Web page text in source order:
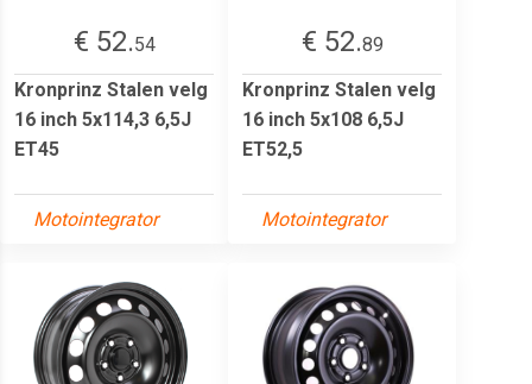
€ 52.54
Kronprinz Stalen velg
16 inch 5x114,3 6,5J
ET45
Motointegrator
€ 52.89
Kronprinz Stalen velg
16 inch 5x108 6,5J
ET52,5
Motointegrator